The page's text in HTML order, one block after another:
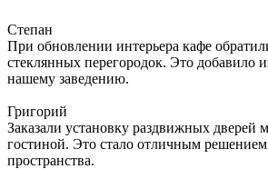
Степан
При обновлении интерьера кафе
стеклянных перегородок. Это добавило
нашему заведению.
Григорий
Заказали установку раздвижных дверей
гостиной. Это стало отличным
пространства.